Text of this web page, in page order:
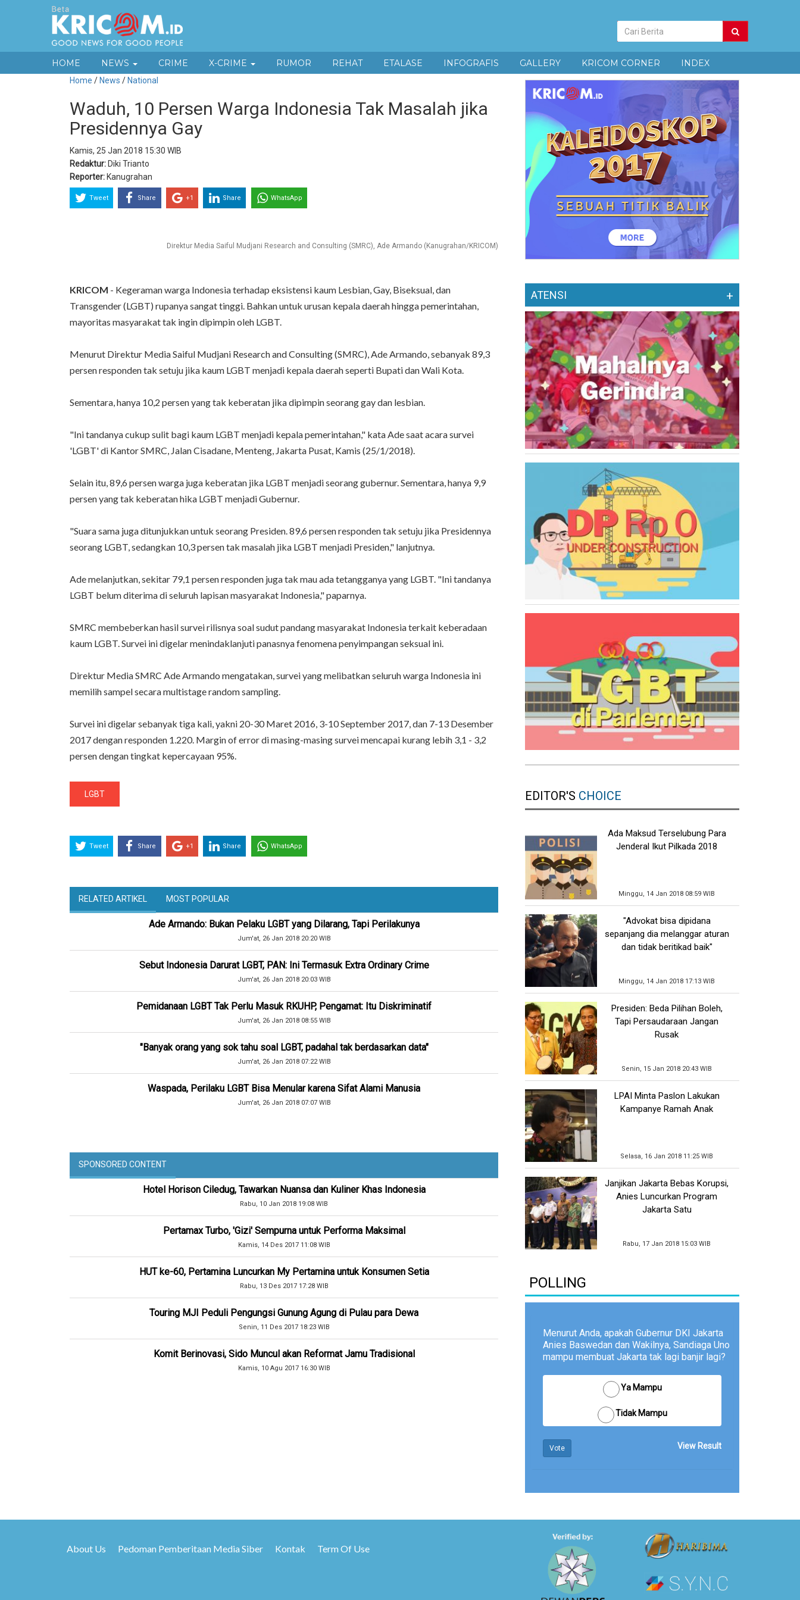
Pencarian
Berita
HOME NEWS CRIME X-CRIME RUMOR REHAT ETALASE INFOGRAFIS GALLERY KRICOM CORNER INDEX
Home / News / National
Waduh, 10 Persen Warga Indonesia Tak Masalah jika
Presidennya Gay
Kamis, 25 Jan 2018 15:30 WIB
Redaktur: Diki Trianto
Reporter: Kanugrahan
Tweet Share +1 Share WhatsApp
Direktur Media Saiful Mudjani Research and Consulting (SMRC), Ade Armando (Kanugrahan/KRICOM)
KRICOM - Kegeraman warga Indonesia terhadap eksistensi kaum Lesbian, Gay, Biseksual, dan
Transgender (LGBT) rupanya sangat tinggi. Bahkan untuk urusan kepala daerah hingga pemerintahan,
mayoritas masyarakat tak ingin dipimpin oleh LGBT.
Menurut Direktur Media Saiful Mudjani Research and Consulting (SMRC), Ade Armando, sebanyak 89,3
persen responden tak setuju jika kaum LGBT menjadi kepala daerah seperti Bupati dan Wali Kota.
Sementara, hanya 10,2 persen yang tak keberatan jika dipimpin seorang gay dan lesbian.
"Ini tandanya cukup sulit bagi kaum LGBT menjadi kepala pemerintahan," kata Ade saat acara survei
'LGBT' di Kantor SMRC, Jalan Cisadane, Menteng, Jakarta Pusat, Kamis (25/1/2018).
Selain itu, 89,6 persen warga juga keberatan jika LGBT menjadi seorang gubernur. Sementara, hanya 9,9
persen yang tak keberatan hika LGBT menjadi Gubernur.
"Suara sama juga ditunjukkan untuk seorang Presiden. 89,6 persen responden tak setuju jika Presidennya
seorang LGBT, sedangkan 10,3 persen tak masalah jika LGBT menjadi Presiden," lanjutnya.
Ade melanjutkan, sekitar 79,1 persen responden juga tak mau ada tetangganya yang LGBT. "Ini tandanya
LGBT belum diterima di seluruh lapisan masyarakat Indonesia," paparnya.
SMRC membeberkan hasil survei rilisnya soal sudut pandang masyarakat Indonesia terkait keberadaan
kaum LGBT. Survei ini digelar menindaklanjuti panasnya fenomena penyimpangan seksual ini.
Direktur Media SMRC Ade Armando mengatakan, survei yang melibatkan seluruh warga Indonesia ini
memilih sampel secara multistage random sampling.
Survei ini digelar sebanyak tiga kali, yakni 20-30 Maret 2016, 3-10 September 2017, dan 7-13 Desember
2017 dengan responden 1.220. Margin of error di masing-masing survei mencapai kurang lebih 3,1 - 3,2
persen dengan tingkat kepercayaan 95%.
LGBT
Tweet Share +1 Share WhatsApp
RELATED ARTIKEL MOST POPULAR
Ade Armando: Bukan Pelaku LGBT yang Dilarang, Tapi Perilakunya
Jum'at, 26 Jan 2018 20:20 WIB
Sebut Indonesia Darurat LGBT, PAN: Ini Termasuk Extra Ordinary Crime
Jum'at, 26 Jan 2018 20:03 WIB
Pemidanaan LGBT Tak Perlu Masuk RKUHP, Pengamat: Itu Diskriminatif
Jum'at, 26 Jan 2018 08:55 WIB
"Banyak orang yang sok tahu soal LGBT, padahal tak berdasarkan data"
Jum'at, 26 Jan 2018 07:22 WIB
Waspada, Perilaku LGBT Bisa Menular karena Sifat Alami Manusia
Jum'at, 26 Jan 2018 07:07 WIB
SPONSORED CONTENT
Hotel Horison Ciledug, Tawarkan Nuansa dan Kuliner Khas Indonesia
Rabu, 10 Jan 2018 19:08 WIB
Pertamax Turbo, 'Gizi' Sempurna untuk Performa Maksimal
Kamis, 14 Des 2017 11:08 WIB
HUT ke-60, Pertamina Luncurkan My Pertamina untuk Konsumen Setia
Rabu, 13 Des 2017 17:28 WIB
Touring MJI Peduli Pengungsi Gunung Agung di Pulau para Dewa
Senin, 11 Des 2017 18:23 WIB
Komit Berinovasi, Sido Muncul akan Reformat Jamu Tradisional
Kamis, 10 Agu 2017 16:30 WIB
ATENSI +
EDITOR'S CHOICE
Ada Maksud Terselubung Para
Jenderal Ikut Pilkada 2018
Minggu, 14 Jan 2018 08:59 WIB
"Advokat bisa dipidana
sepanjang dia melanggar aturan
dan tidak beritikad baik"
Minggu, 14 Jan 2018 17:13 WIB
Presiden: Beda Pilihan Boleh,
Tapi Persaudaraan Jangan
Rusak
Senin, 15 Jan 2018 20:43 WIB
LPAI Minta Paslon Lakukan
Kampanye Ramah Anak
Selasa, 16 Jan 2018 11:25 WIB
Janjikan Jakarta Bebas Korupsi,
Anies Luncurkan Program
Jakarta Satu
Rabu, 17 Jan 2018 15:03 WIB
POLLING
Menurut Anda, apakah Gubernur DKI Jakarta
Anies Baswedan dan Wakilnya, Sandiaga Uno
mampu membuat Jakarta tak lagi banjir lagi?
Ya Mampu
Tidak Mampu
Vote View Result
About Us Pedoman Pemberitaan Media Siber Kontak Term Of Use